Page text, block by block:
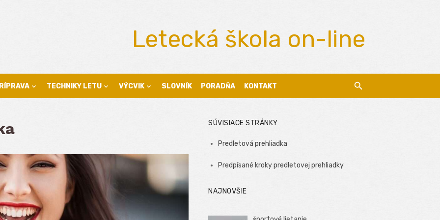
Letecká škola on-line
TECHNIKY LETU VÝCVIK SLOVNÍK PORADŇA KONTAKT
SÚVISIACE STRÁNKY
Predletová prehliadka
Predpísané kroky predletovej prehliadky
NAJNOVŠIE